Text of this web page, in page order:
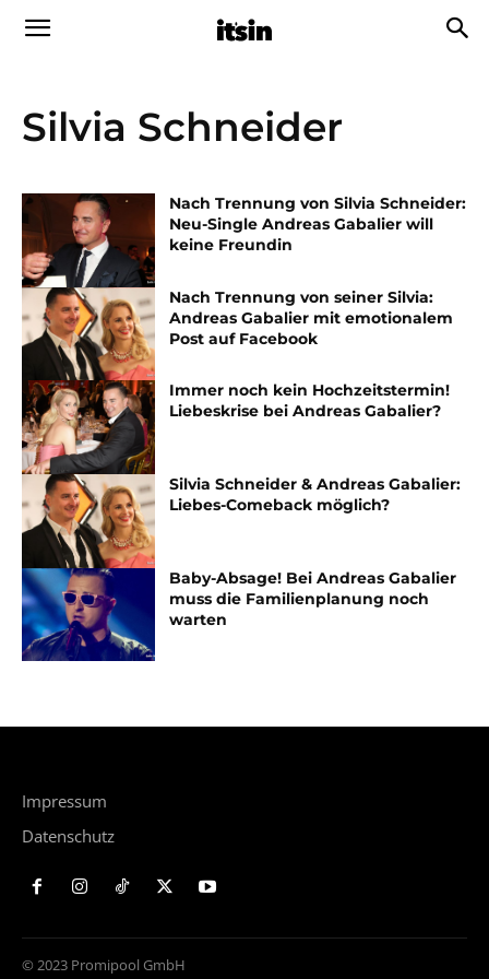
Silvia Schneider
Nach Trennung von Silvia Schneider:
Neu-Single Andreas Gabalier will
keine Freundin
Nach Trennung von seiner Silvia:
Andreas Gabalier mit emotionalem
Post auf Facebook
Immer noch kein Hochzeitstermin!
Liebeskrise bei Andreas Gabalier?
Silvia Schneider & Andreas Gabalier:
Liebes-Comeback möglich?
Baby-Absage! Bei Andreas Gabalier
muss die Familienplanung noch
warten
Impressum
Datenschutz
© 2023 Promipool GmbH